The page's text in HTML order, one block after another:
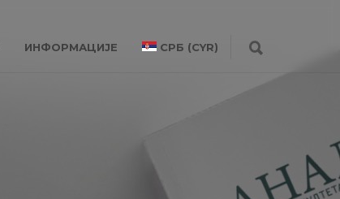
ИНФОРМАЦИЈЕ СРБ (CYR)